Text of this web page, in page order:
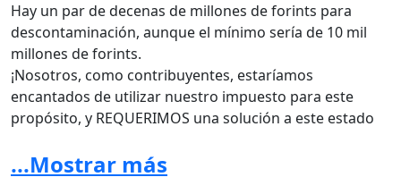
Hay un par de decenas de millones de forints para
descontaminación, aunque el mínimo sería de 10 mil
millones de forints.
¡Nosotros, como contribuyentes, estaríamos
encantados de utilizar nuestro impuesto para este
propósito, y REQUERIMOS una solución a este estado
Hay muchos otros ejemplos europeos sobre el tema:
holandés, polaco, turco, italiano, austriaco,
...Mostrar más